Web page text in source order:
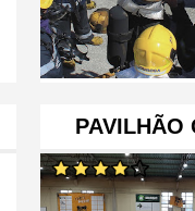
PAVILHÃO